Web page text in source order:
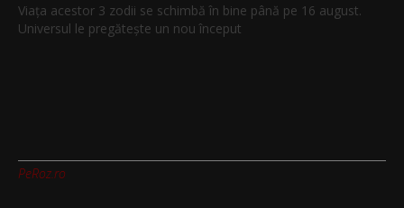
Viața acestor 3 zodii se schimbă în bine până pe 16 august.
Universul le pregătește un nou început
PeRoz.ro